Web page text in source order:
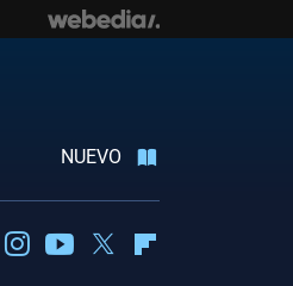
NUEVO
DiscordInstagramYoutubeTwitter